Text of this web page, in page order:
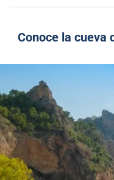
Conoce la cueva